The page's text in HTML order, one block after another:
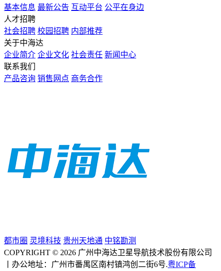
基本信息 最新公告 互动平台 公平在身边
人才招聘
社会招聘 校园招聘 内部推荐
关于中海达
企业简介 企业文化 社会责任 新闻中心
联系我们
产品咨询 销售网点 商务合作
都市圈 灵境科技 贵州天地通 中铭勘测
COPYRIGHT © 2026 广州中海达卫星导航技术股份有限公司
丨办公地址：广州市番禺区南村镇鸿创二街6号.粤ICP备